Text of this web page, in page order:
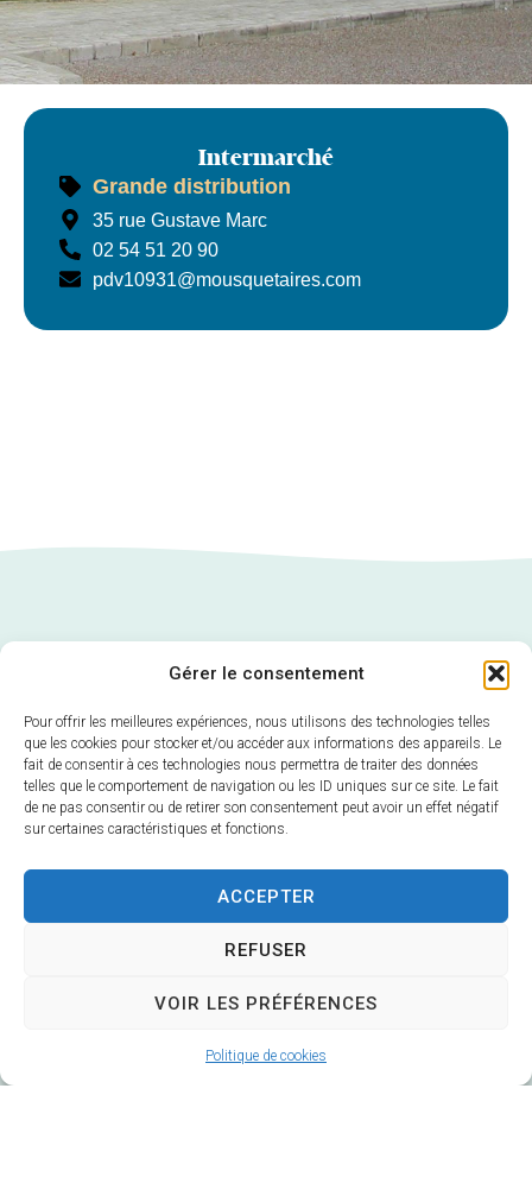
Gérer le consentement
Pour offrir les meilleures expériences, nous utilisons des technologies telles
que les cookies pour stocker et/ou accéder aux informations des appareils. Le
fait de consentir à ces technologies nous permettra de traiter des données
telles que le comportement de navigation ou les ID uniques sur ce site. Le fait
de ne pas consentir ou de retirer son consentement peut avoir un effet négatif
sur certaines caractéristiques et fonctions.
ACCEPTER
REFUSER
VOIR LES PRÉFÉRENCES
Politique de cookies
Intermarché
Grande distribution
35 rue Gustave Marc
02 54 51 20 90
pdv10931@mousquetaires.com
6 Rue Gustave Marc
Du lundi au vendredi 9h – 12h30 / 14h – 17h